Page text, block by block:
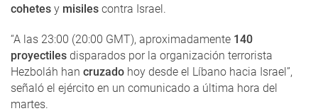
cohetes y misiles contra Israel.
“A las 23:00 (20:00 GMT), aproximadamente 140
proyectiles disparados por la organización terrorista
Hezboláh han cruzado hoy desde el Líbano hacia Israel”,
señaló el ejército en un comunicado a última hora del
martes.